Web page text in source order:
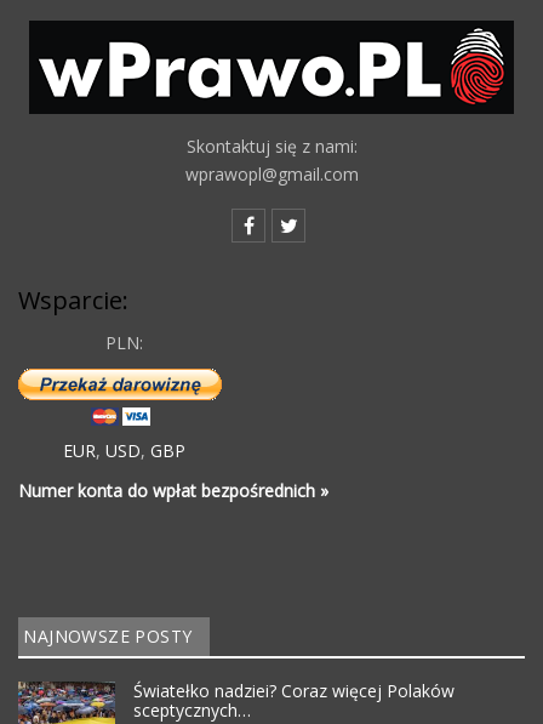
Skontaktuj się z nami:
wprawopl@gmail.com
Wsparcie:
PLN:
EUR, USD, GBP
Numer konta do wpłat bezpośrednich »
NAJNOWSZE POSTY
Światełko nadziei? Coraz więcej Polaków
sceptycznych…